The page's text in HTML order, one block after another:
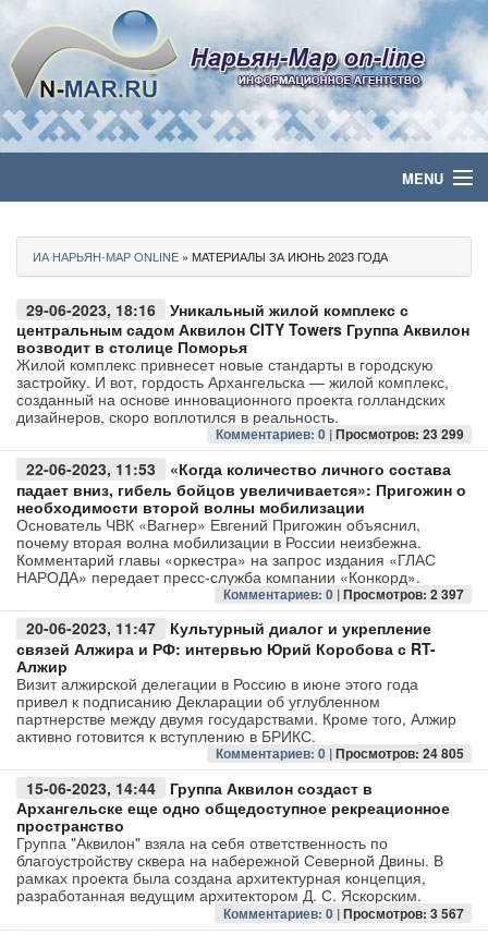
MENU
Политика
Бизнес
Общество
Культура
Медиа
Авто
Спорт
Контакты
ИА НАРЬЯН-МАР ONLINE » МАТЕРИАЛЫ ЗА ИЮНЬ 2023 ГОДА
29-06-2023, 18:16
Уникальный жилой комплекс с
центральным садом Аквилон CITY Towers Группа Аквилон
возводит в столице Поморья
Жилой комплекс привнесет новые стандарты в городскую
застройку. И вот, гордость Архангельска — жилой комплекс,
созданный на основе инновационного проекта голландских
дизайнеров, скоро воплотился в реальность.
Комментариев: 0 |Просмотров: 23 299
22-06-2023, 11:53
«Когда количество личного состава
падает вниз, гибель бойцов увеличивается»: Пригожин о
необходимости второй волны мобилизации
Основатель ЧВК «Вагнер» Евгений Пригожин объяснил,
почему вторая волна мобилизации в России неизбежна.
Комментарий главы «оркестра» на запрос издания «ГЛАС
НАРОДА» передает пресс-служба компании «Конкорд».
Комментариев: 0 |Просмотров: 2 397
20-06-2023, 11:47
Культурный диалог и укрепление
связей Алжира и РФ: интервью Юрий Коробова с RT-
Алжир
Визит алжирской делегации в Россию в июне этого года
привел к подписанию Декларации об углубленном
партнерстве между двумя государствами. Кроме того, Алжир
активно готовится к вступлению в БРИКС.
Комментариев: 0 |Просмотров: 24 805
15-06-2023, 14:44
Группа Аквилон создаст в
Архангельске еще одно общедоступное рекреационное
пространство
Группа "Аквилон" взяла на себя ответственность по
благоустройству сквера на набережной Северной Двины. В
рамках проекта была создана архитектурная концепция,
разработанная ведущим архитектором Д. С. Яскорским.
Комментариев: 0 |Просмотров: 3 567